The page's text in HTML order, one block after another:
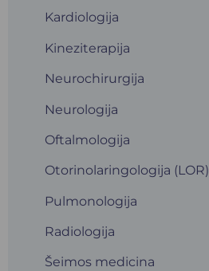
Kardiologija
Kineziterapija
Neurochirurgija
Neurologija
Oftalmologija
Otorinolaringologija (LOR)
Pulmonologija
Radiologija
Šeimos medicina